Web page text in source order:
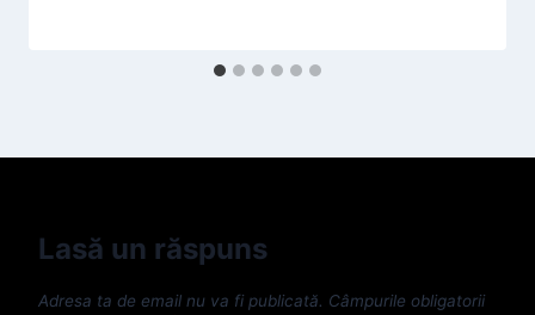
Lasă un răspuns
Adresa ta de email nu va fi publicată. Câmpurile obligatorii